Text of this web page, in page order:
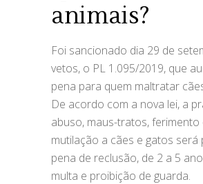
animais?
Foi sancionado dia 29 de
vetos, o PL 1.095/2019, que
pena para quem maltratar
De acordo com a nova lei, a
abuso, maus-tratos, ferimento
mutilação a cães e gatos será
pena de reclusão, de 2 a 5
multa e proibição de guarda.